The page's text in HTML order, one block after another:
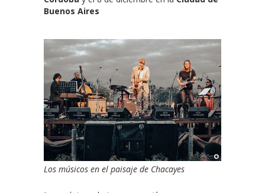
Buenos Aires
Los músicos en el paisaje de Chacayes